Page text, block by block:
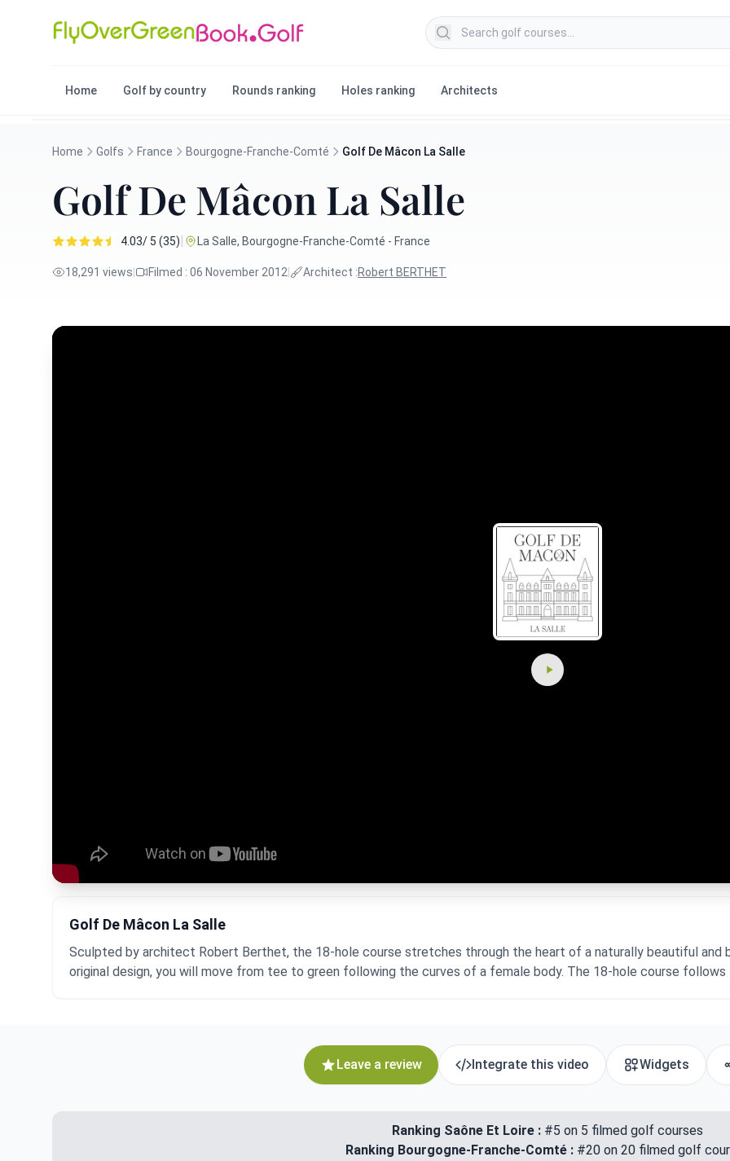
Search golf courses
Home Golf by country Rounds ranking Holes ranking Architects
Home Golfs France Bourgogne-Franche-Comté Golf De Mâcon La Salle
Golf De Mâcon La Salle
4.03/ 5 (35)| La Salle, Bourgogne-Franche-Comté - France
18,291 views Filmed : 06 November 2012 Architect :Robert BERTHET
Golf De Mâcon La Salle
Sculpted by architect Robert Berthet, the 18-hole course stretches through the heart of a naturally beautiful and
original design, you will move from tee to green following the curves of a female body. The 18-hole course
Leave a review Integrate this video Widgets
Ranking Saône Et Loire : #5 on 5 filmed golf courses
Ranking Bourgogne-Franche-Comté : #20 on 20 filmed golf